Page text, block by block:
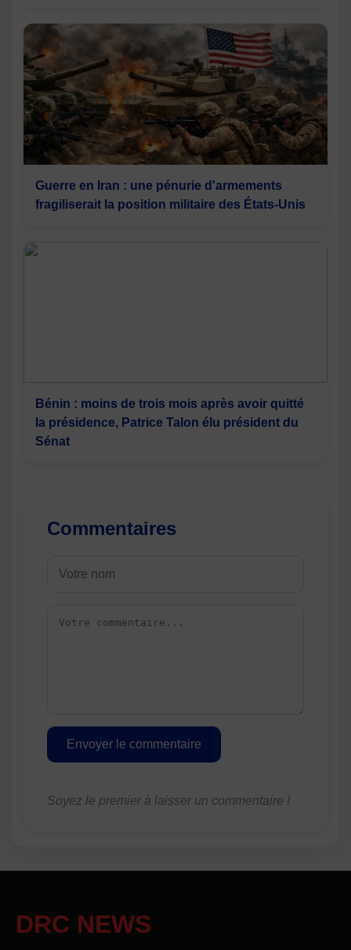
Guerre en Iran : une pénurie d'armements
fragiliserait la position militaire des États-Unis
Bénin : moins de trois mois après avoir quitté
la présidence, Patrice Talon élu président du
Sénat
Commentaires
Envoyer le commentaire
Soyez le premier à laisser un commentaire !
DRC NEWS